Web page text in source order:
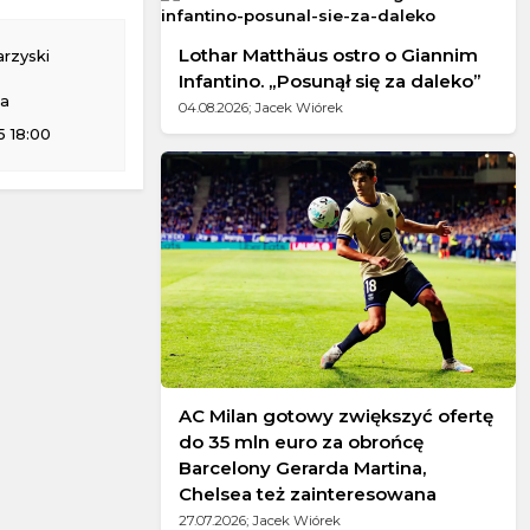
18:00
Lothar Matthäus ostro o Giannim
Infantino. „Posunął się za daleko”
04.08.2026; Jacek Wiórek
AC Milan gotowy zwiększyć ofertę
do 35 mln euro za obrońcę
Barcelony Gerarda Martina,
Chelsea też zainteresowana
27.07.2026; Jacek Wiórek